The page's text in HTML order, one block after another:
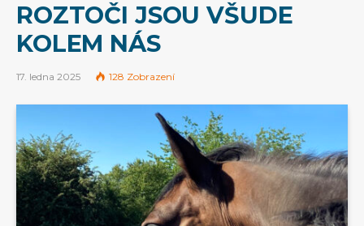
ROZTOČI JSOU VŠUDE
KOLEM NÁS
17. ledna 2025 128 Zobrazení